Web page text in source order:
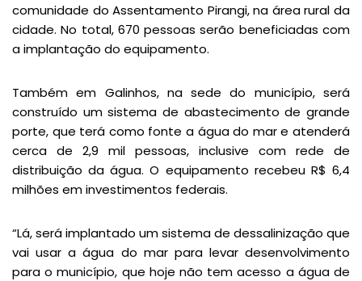
comunidade do Assentamento Pirangi, na área rural da
cidade. No total, 670 pessoas serão beneficiadas com
a implantação do equipamento.
Também em Galinhos, na sede do município, será
construído um sistema de abastecimento de grande
porte, que terá como fonte a água do mar e atenderá
cerca de 2,9 mil pessoas, inclusive com rede de
distribuição da água. O equipamento recebeu R$ 6,4
milhões em investimentos federais.
“Lá, será implantado um sistema de dessalinização que
vai usar a água do mar para levar desenvolvimento
para o município, que hoje não tem acesso a água de